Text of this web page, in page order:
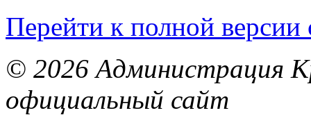
Перейти к полной версии
© 2026 Администрация
официальный сайт